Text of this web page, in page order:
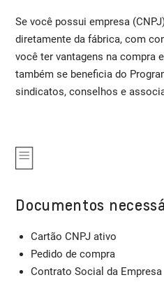
Se você possui empresa
diretamente da fábrica, com
você ter vantagens na compra
também se beneficia do
sindicatos, conselhos e
Documentos
Cartão CNPJ ativo
Pedido de compra
Contrato Social da Empresa